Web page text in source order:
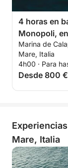
4 horas en
Monopoli,
Marina de
Mare, Italia
4h00 · Para
Desde 800 €
Mare, Italia